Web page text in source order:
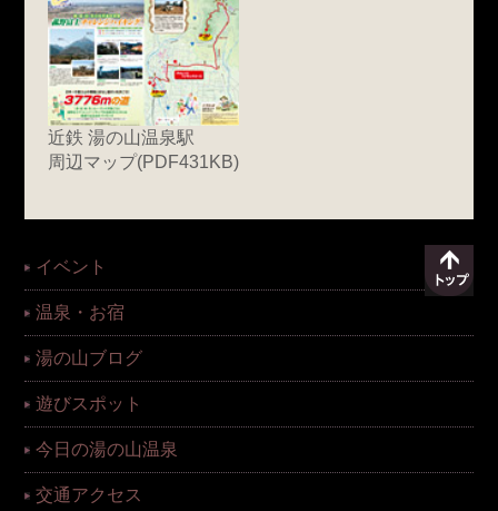
近鉄 湯の山温泉駅
周辺マップ(PDF431KB)
イベント
温泉・お宿
湯の山ブログ
遊びスポット
今日の湯の山温泉
交通アクセス